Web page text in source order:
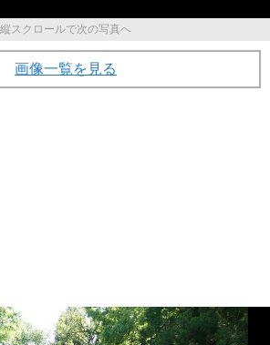
縦スクロールで次の写真へ
画像一覧を見る